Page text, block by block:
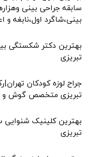
سابقه جراحی بینی
بینی،شاگرد اول،نابغه
بهترین دکتر شکستگی
تبریزی
تبریزی متخصص گوش و
بهترین کلینیک
تبریزی